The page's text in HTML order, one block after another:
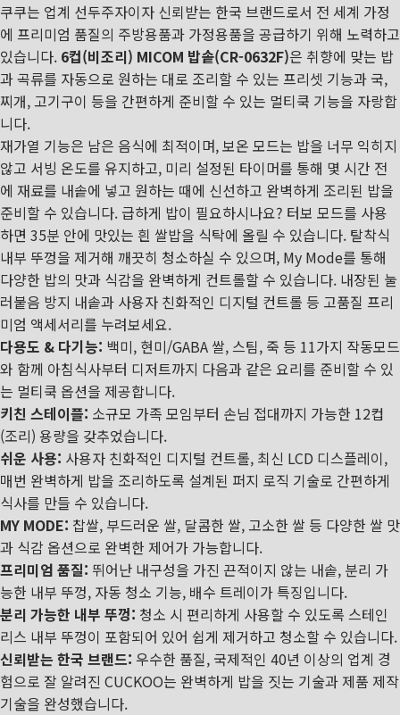
쿠쿠는 업계 선두주자이자 신뢰받는 한국 브랜드로서 전 세계 가정
에 프리미엄 품질의 주방용품과 가정용품을 공급하기 위해 노력하고
있습니다. 6컵(비조리) MICOM 밥솥(CR-0632F)은 취향에 맞는 밥
과 곡류를 자동으로 원하는 대로 조리할 수 있는 프리셋 기능과 국,
찌개, 고기구이 등을 간편하게 준비할 수 있는 멀티쿡 기능을 자랑합
니다.
재가열 기능은 남은 음식에 최적이며, 보온 모드는 밥을 너무 익히지
않고 서빙 온도를 유지하고, 미리 설정된 타이머를 통해 몇 시간 전
에 재료를 내솥에 넣고 원하는 때에 신선하고 완벽하게 조리된 밥을
준비할 수 있습니다. 급하게 밥이 필요하시나요? 터보 모드를 사용
하면 35분 안에 맛있는 흰 쌀밥을 식탁에 올릴 수 있습니다. 탈착식
내부 뚜껑을 제거해 깨끗히 청소하실 수 있으며, My Mode를 통해
다양한 밥의 맛과 식감을 완벽하게 컨트롤할 수 있습니다. 내장된 눌
러붙음 방지 내솥과 사용자 친화적인 디지털 컨트롤 등 고품질 프리
미엄 액세서리를 누려보세요.
다용도 & 다기능: 백미, 현미/GABA 쌀, 스팀, 죽 등 11가지 작동모드
와 함께 아침식사부터 디저트까지 다음과 같은 요리를 준비할 수 있
는 멀티쿡 옵션을 제공합니다.
키친 스테이플: 소규모 가족 모임부터 손님 접대까지 가능한 12컵
(조리) 용량을 갖추었습니다.
쉬운 사용: 사용자 친화적인 디지털 컨트롤, 최신 LCD 디스플레이,
매번 완벽하게 밥을 조리하도록 설계된 퍼지 로직 기술로 간편하게
식사를 만들 수 있습니다.
MY MODE: 찹쌀, 부드러운 쌀, 달콤한 쌀, 고소한 쌀 등 다양한 쌀 맛
과 식감 옵션으로 완벽한 제어가 가능합니다.
프리미엄 품질: 뛰어난 내구성을 가진 끈적이지 않는 내솥, 분리 가
능한 내부 뚜껑, 자동 청소 기능, 배수 트레이가 특징입니다.
분리 가능한 내부 뚜껑: 청소 시 편리하게 사용할 수 있도록 스테인
리스 내부 뚜껑이 포함되어 있어 쉽게 제거하고 청소할 수 있습니다.
신뢰받는 한국 브랜드: 우수한 품질, 국제적인 40년 이상의 업계 경
험으로 잘 알려진 CUCKOO는 완벽하게 밥을 짓는 기술과 제품 제작
기술을 완성했습니다.